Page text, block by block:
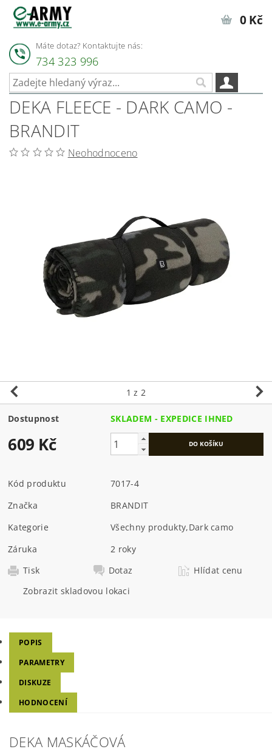
Máte dotaz? Kontaktujte nás:
734 323 996
0 Kč
DEKA FLEECE - DARK CAMO -
BRANDIT
Neohodnoceno
1 z 2
Dostupnost SKLADEM - EXPEDICE IHNED
609 Kč
Kód produktu
7017-4
Značka
BRANDIT
Kategorie
Všechny produkty,Dark camo
Záruka
2 roky
Tisk
Dotaz
Hlídat cenu
Zobrazit skladovou lokaci
POPIS
PARAMETRY
DISKUZE
HODNOCENÍ
DEKA MASKÁČOVÁ